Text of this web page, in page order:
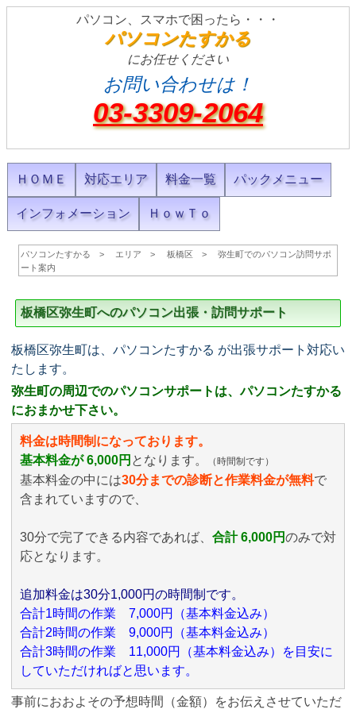
パソコン、スマホで困ったら・・・
パソコンたすかる
にお任せください
お問い合わせは！
03-3309-2064
ＨＯＭＥ 対応エリア 料金一覧 パックメニュー
インフォメーション ＨｏｗＴｏ
パソコンたすかる エリア 板橋区
弥生町でのパソコン訪問サポ
ート案内
板橋区弥生町へのパソコン出張・訪問サポート
板橋区弥生町は、パソコンたすかる が出張サポート対応い
たします。
弥生町の周辺でのパソコンサポートは、パソコンたすかる
におまかせ下さい。
料金は時間制になっております。
基本料金が 6,000円 となります。 （時間制です）
基本料金の中には30分までの診断と作業料金が無料で
含まれていますので、
30分で完了できる内容であれば、 合計 6,000円のみで対
応となります。
追加料金は30分1,000円の時間制です。
合計1時間の作業 7,000円（基本料金込み）
合計2時間の作業 9,000円（基本料金込み）
合計3時間の作業 11,000円（基本料金込み）を目安に
していただければと思います。
事前におおよその予想時間（金額）をお伝えさせていただ